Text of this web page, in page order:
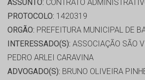
ASSUNTO: CONTRATO
PROTOCOLO: 1420319
ORGÃO: PREFEITURA MUNICIPAL DE
INTERESSADO(S): ASSOCIAÇÃO SÃO
PEDRO ARLEI CARAVINA
ADVOGADO(S): BRUNO OLIVEIRA